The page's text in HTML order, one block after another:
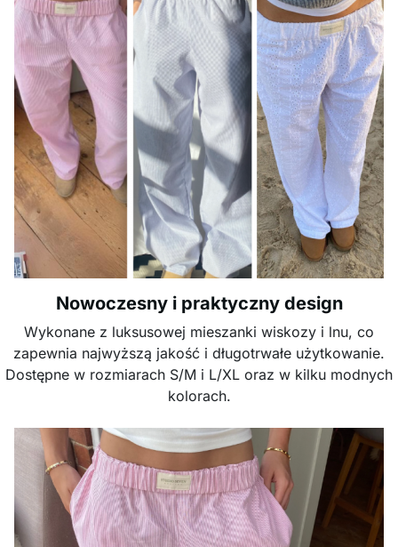
Nowoczesny i praktyczny design
Wykonane z luksusowej mieszanki wiskozy i lnu, co
zapewnia najwyższą jakość i długotrwałe użytkowanie.
Dostępne w rozmiarach S/M i L/XL oraz w kilku modnych
kolorach.